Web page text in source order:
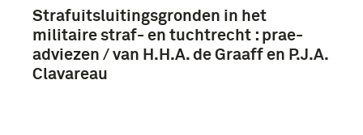
Strafuitsluitingsgronden in het
militaire straf- en tuchtrecht : prae-
adviezen / van H.H.A. de Graaff en P.J.A.
Clavareau